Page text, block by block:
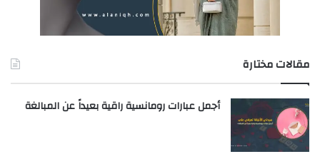
مقالات مختارة
أجمل عبارات رومانسية راقية بعيداً عن المبالغة